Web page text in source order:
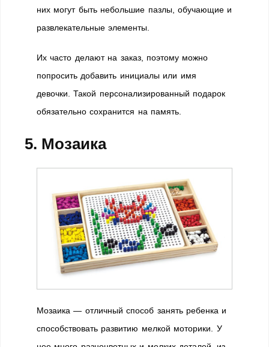
них могут быть небольшие пазлы, обучающие и
развлекательные элементы.
Их часто делают на заказ, поэтому можно
попросить добавить инициалы или имя
девочки. Такой персонализированный подарок
обязательно сохранится на память.
5. Мозаика
Мозаика — отличный способ занять ребенка и
способствовать развитию мелкой моторики. У